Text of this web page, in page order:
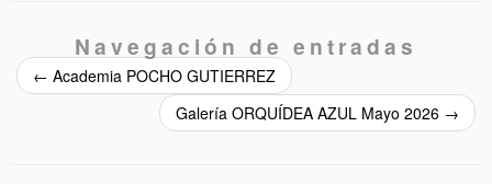
Navegación de entradas
← Academia POCHO GUTIERREZ
Galería ORQUÍDEA AZUL Mayo 2026 →